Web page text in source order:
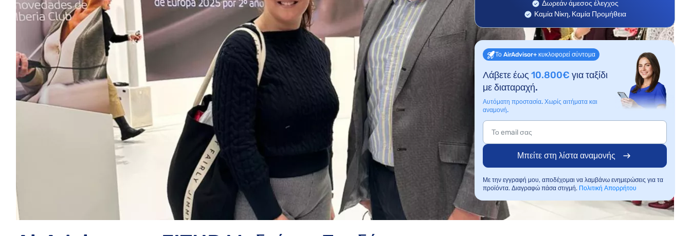
easyJet - Αποζημίωση
British Airways - Αποζημίωση
Δωρεάν άμεσος έλεγχος
Καμία Νίκη, Καμία Προμήθεια
Το AirAdvisor+ κυκλοφορεί σύντομα
Λάβετε έως 10.800€ για ταξίδι
με διαταραχή.
Αυτόματη προστασία. Χωρίς αιτήματα και
αναμονή.
Μπείτε στη λίστα αναμονής
Με την εγγραφή μου, αποδέχομαι να λαμβάνω ενημερώσεις για τα
προϊόντα. Διαγραφώ πάσα στιγμή. Πολιτική Απορρήτου